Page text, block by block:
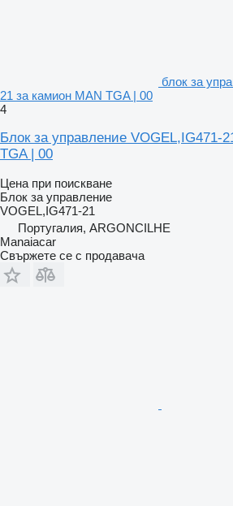
блок за
21 за камион MAN TGA | 00
4
Блок за управление VOGEL,IG471-
TGA | 00
Цена при поискване
Блок за управление
VOGEL,IG471-21
Португалия, ARGONCILHE
Manaiacar
Свържете се с продавача